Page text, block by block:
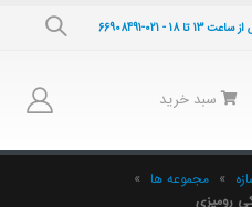
13 تا 18 - 021-66908491
سبد خرید
» مجموعه ها »
رومیزی